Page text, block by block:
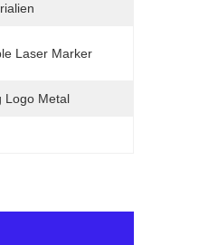
Laser Marker
Logo Metal